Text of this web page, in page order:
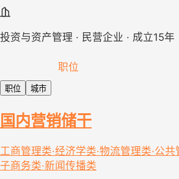
投资与资产管理 · 民营企业 · 成立15年
职位
职位 城市
国内营销储干
工商管理类·经济学类·物流管理类·公共
子商务类·新闻传播类